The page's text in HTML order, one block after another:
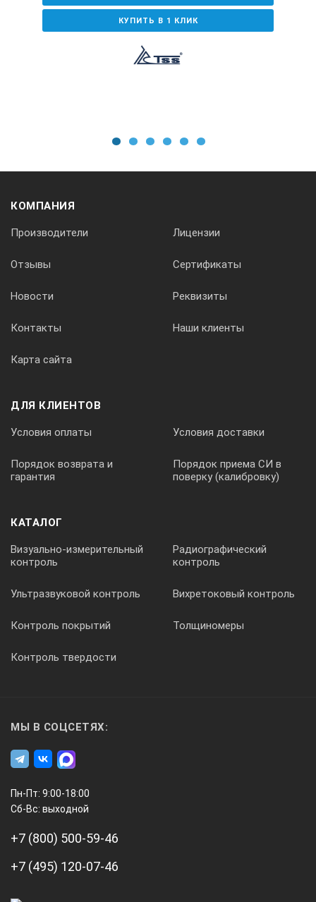
КУПИТЬ В 1 КЛИК
КОМПАНИЯ
Производители Лицензии
Отзывы Сертификаты
Новости Реквизиты
Контакты Наши клиенты
Карта сайта
ДЛЯ КЛИЕНТОВ
Условия оплаты Условия доставки
Порядок возврата и
гарантия
Порядок приема СИ в
поверку (калибровку)
КАТАЛОГ
Визуально-измерительный
контроль
Радиографический
контроль
Ультразвуковой контроль Вихретоковый контроль
Контроль покрытий Толщиномеры
Контроль твердости
МЫ В СОЦСЕТЯХ:
Пн-Пт: 9:00-18:00
Сб-Вс: выходной
+7 (800) 500-59-46
+7 (495) 120-07-46